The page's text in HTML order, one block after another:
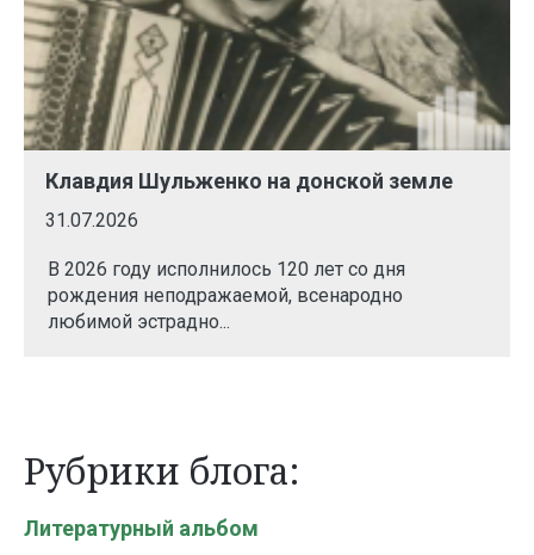
Клавдия Шульженко на донской земле
31.07.2026
В 2026 году исполнилось 120 лет со дня
рождения неподражаемой, всенародно
любимой эстрадно...
Рубрики блога:
Литературный альбом